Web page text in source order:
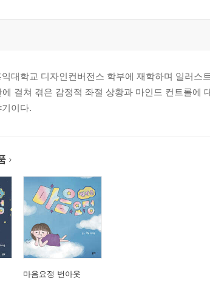
대학교 디자인컨버전스 학부에 재학하며 일러
걸쳐 겪은 감정적 좌절 상황과 마인드 컨트롤에
이다.
마음요정 번아웃